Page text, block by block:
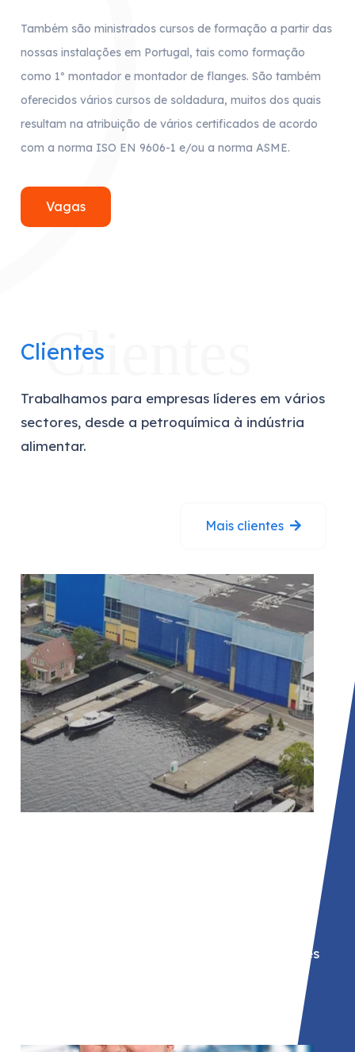
Também são ministrados cursos de formação a partir das
nossas instalações em Portugal, tais como formação
como 1º montador e montador de flanges. São também
oferecidos vários cursos de soldadura, muitos dos quais
resultam na atribuição de vários certificados de acordo
com a norma ISO EN 9606-1 e/ou a norma ASME.
Vagas
Clientes
Clientes
Trabalhamos para empresas líderes em vários
sectores, desde a petroquímica à indústria
alimentar.
Mais clientes
soldadores, montadores e montadores